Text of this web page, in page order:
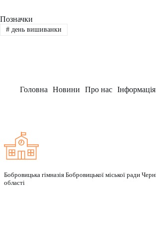
Позначки
#день вишиванки
Головна Новини Про нас Інформація
Бобровицька гімназія Бобровицької міської ради
області